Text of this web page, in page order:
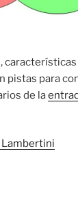
pistas para
de la
Lambertini